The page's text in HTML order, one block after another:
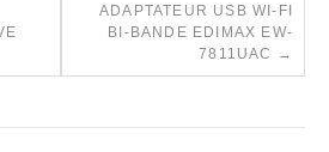
ADAPTATEUR USB WI-FI
BI-BANDE EDIMAX EW-
7811UAC
→